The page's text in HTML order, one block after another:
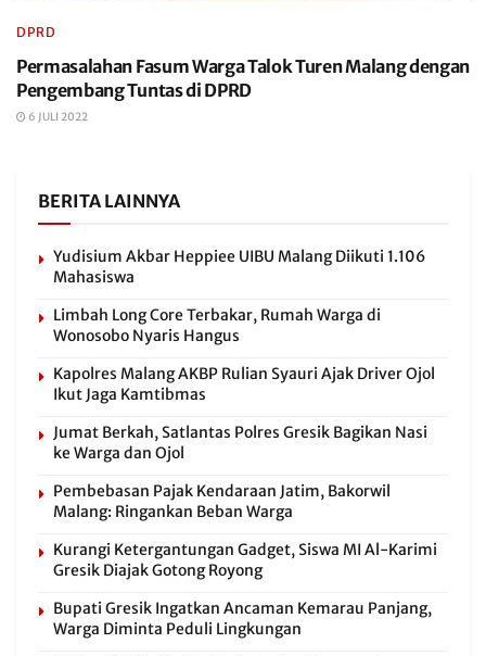
DPRD
Permasalahan Fasum Warga Talok Turen Malang dengan
Pengembang Tuntas di DPRD
6 JULI 2022
BERITA LAINNYA
Yudisium Akbar Heppiee UIBU Malang Diikuti 1.106
Mahasiswa
Limbah Long Core Terbakar, Rumah Warga di
Wonosobo Nyaris Hangus
Kapolres Malang AKBP Rulian Syauri Ajak Driver Ojol
Ikut Jaga Kamtibmas
Jumat Berkah, Satlantas Polres Gresik Bagikan Nasi
ke Warga dan Ojol
Pembebasan Pajak Kendaraan Jatim, Bakorwil
Malang: Ringankan Beban Warga
Kurangi Ketergantungan Gadget, Siswa MI Al-Karimi
Gresik Diajak Gotong Royong
Bupati Gresik Ingatkan Ancaman Kemarau Panjang,
Warga Diminta Peduli Lingkungan